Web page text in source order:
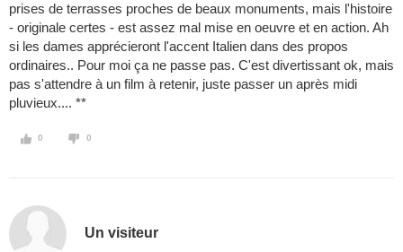
prises de terrasses proches de beaux monuments, mais l'histoire
- originale certes - est assez mal mise en oeuvre et en action. Ah
si les dames apprécieront l'accent Italien dans des propos
ordinaires.. Pour moi ça ne passe pas. C'est divertissant ok, mais
pas s'attendre à un film à retenir, juste passer un après midi
pluvieux.... **
0 0
Un visiteur